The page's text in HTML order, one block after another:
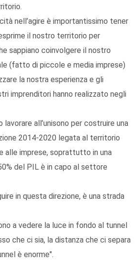
nell’agire è importantissimo tener
il nostro territorio per
sappiano coinvolgere il nostro
(fatto di piccole e media imprese)
la nostra esperienza e gli
imprenditori hanno realizzato negli
lavorare all’unisono per costruire una
2014-2020 legata al territorio
alle imprese, soprattutto in una
del PIL è in capo al settore
in questa direzione, è una strada
a vedere la luce in fondo al tunnel
che ci sia, la distanza che ci separa
è enorme".